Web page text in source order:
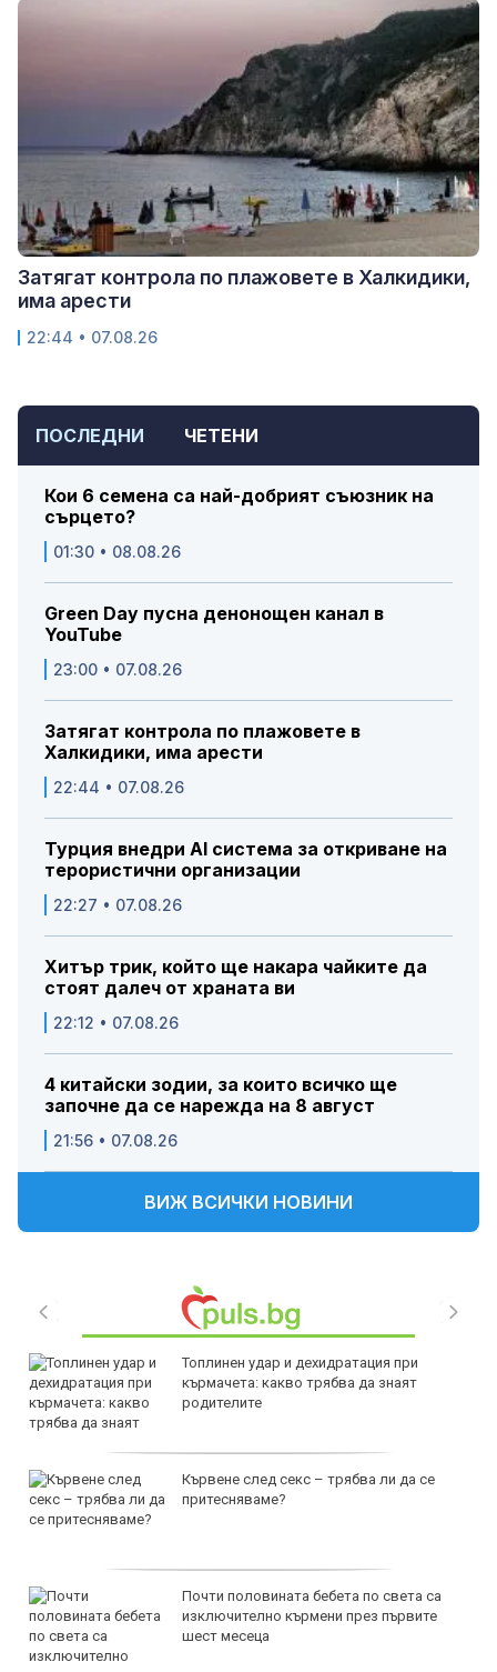
ПОСЛЕДНИ ЧЕТЕНИ
Кои 6 семена са най-добрият съюзник на
сърцето?
01:30 • 08.08.26
Green Day пусна денонощен канал в
YouTube
23:00 • 07.08.26
Затягат контрола по плажовете в
Халкидики, има арести
22:44 • 07.08.26
Турция внедри AI система за откриване на
терористични организации
22:27 • 07.08.26
Хитър трик, който ще накара чайките да
стоят далеч от храната ви
22:12 • 07.08.26
4 китайски зодии, за които всичко ще
започне да се нарежда на 8 август
21:56 • 07.08.26
ВИЖ ВСИЧКИ НОВИНИ
Топлинен удар и дехидратация при
кърмачета: какво трябва да знаят
родителите
Кървене след секс – трябва ли да се
притесняваме?
Почти половината бебета по света са
изключително кърмени през първите
шест месеца
Затягат контрола по плажовете в Халкидики,
има арести
22:44 • 07.08.26